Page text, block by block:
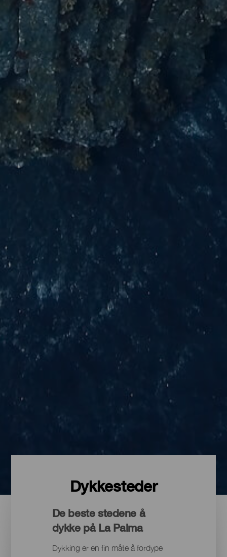
Dykkesteder
De beste stedene å
dykke på La Palma
Dykking er en fin måte å fordype